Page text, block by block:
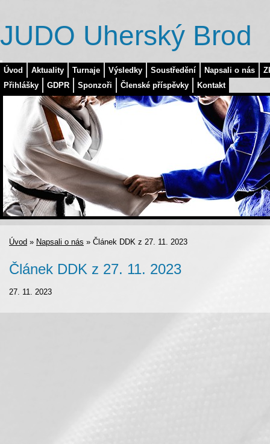
Úvod Aktuality Turnaje Výsledky Soustředění Napsali o nás
Přihlášky
GDPR Sponzoři Členské příspěvky Kontakt
JUDO Uherský Brod
Úvod » Napsali o nás » Článek DDK z 27. 11. 2023
Článek DDK z 27. 11. 2023
27. 11. 2023